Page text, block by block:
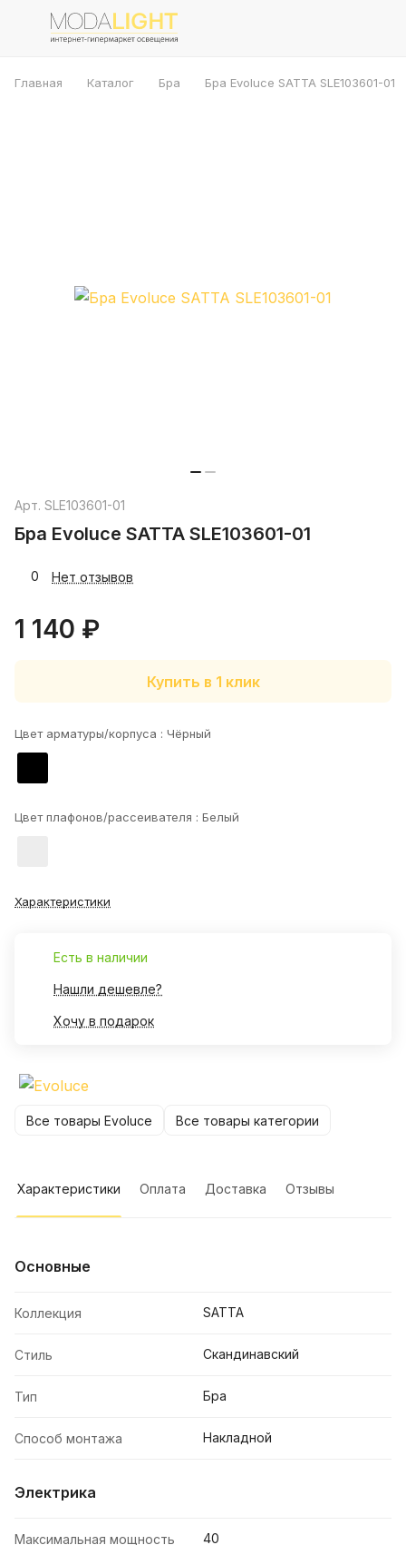
Главная Каталог Бра Бра Evoluce SATTA SLE103601-01
Арт. SLE103601-01
Бра Evoluce SATTA SLE103601-01
0 Нет отзывов
1 140 ₽
Купить в 1 клик
Цвет арматуры/корпуса : Чёрный
Цвет плафонов/рассеивателя : Белый
Характеристики
Есть в наличии
Нашли дешевле?
Хочу в подарок
Все товары Evoluce Все товары категории
Характеристики Оплата Доставка Отзывы
Основные
Коллекция SATTA
Стиль Скандинавский
Тип Бра
Способ монтажа Накладной
Электрика
Максимальная мощность
40